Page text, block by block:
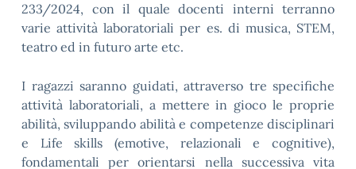
233/2024, con il quale docenti interni terranno
varie attività laboratoriali per es. di musica, STEM,
teatro ed in futuro arte etc.
I ragazzi saranno guidati, attraverso tre specifiche
attività laboratoriali, a mettere in gioco le proprie
abilità, sviluppando abilità e competenze disciplinari
e Life skills (emotive, relazionali e cognitive),
fondamentali per orientarsi nella successiva vita